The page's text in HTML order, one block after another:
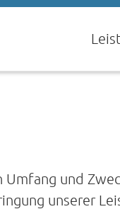
und
unserer